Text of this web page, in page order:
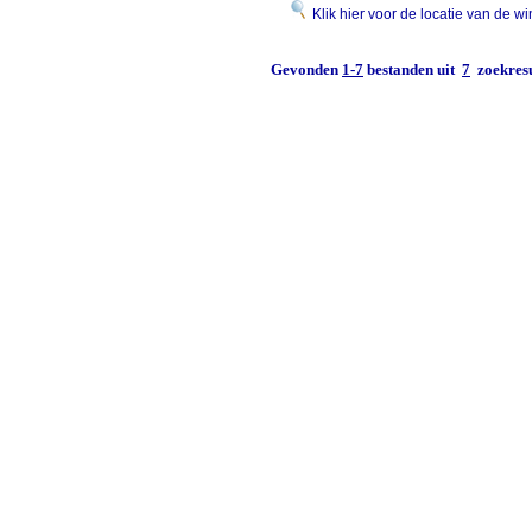
Klik hier voor de locatie van de
Gevonden 1-7 bestanden uit 7